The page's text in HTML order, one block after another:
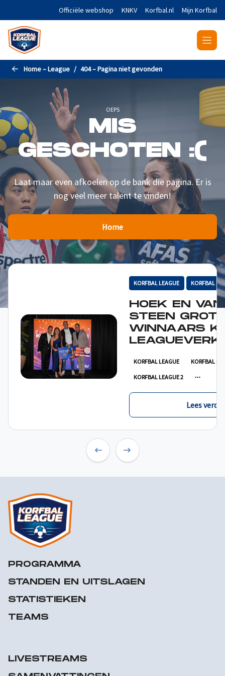
Naar de hoofdinhoud gaanOfficiële webshop KNKV Korfbal.nl Mijn Korfbal
Home – League 404 – Pagina niet gevonden
OEPS
MIS
GESCHOTEN :(
Laat maar even afkoelen op de bank die pagina. Er is
nog veel meer talent te vinden!
Home
KORFBAL LEAGUE KORFBAL
HOEK EN VAN
STEEN
WINNAARS
KORFBAL LEAGUE KORFBAL
KORFBAL LEAGUE 2
Lees verder
PROGRAMMA
STANDEN EN UITSLAGEN
STATISTIEKEN
TEAMS
LIVESTREAMS